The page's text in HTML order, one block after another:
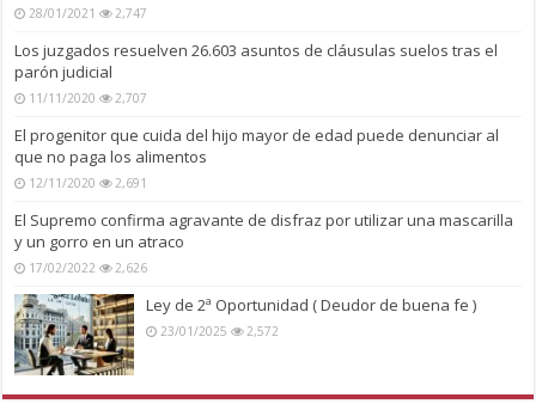
28/01/2021 2,747
Los juzgados resuelven 26.603 asuntos de cláusulas suelos tras el
parón judicial
11/11/2020 2,707
El progenitor que cuida del hijo mayor de edad puede denunciar al
que no paga los alimentos
12/11/2020 2,691
El Supremo confirma agravante de disfraz por utilizar una mascarilla
y un gorro en un atraco
17/02/2022 2,626
Ley de 2ª Oportunidad ( Deudor de buena fe )
23/01/2025 2,572